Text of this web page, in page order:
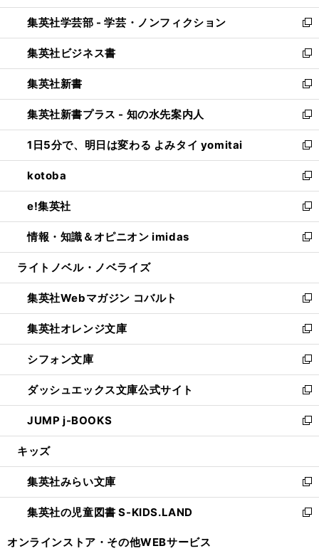
開
く
ウ
で
開
く
ン
ド
ウ
で
開
く
ウ
ィ
ン
ド
ウ
で
開
く
集英社学芸部 - 学芸・ノンフィクション
新
し
い
ウ
ィ
ン
ド
ウ
で
開
く
集英社ビジネス書
新
し
い
ウ
ィ
ン
ド
ウ
で
開
く
集英社新書
新
し
い
ウ
ィ
ン
ド
ウ
で
開
く
集英社新書プラス - 知の水先案内人
新
し
い
ウ
ィ
ン
ド
ウ
で
開
1日5分で、明日は変わる よみタイ yomitai
新
し
い
ウ
ィ
ン
ド
ウ
開
く
kotoba
新
し
い
ウ
ィ
ン
ウ
で
開
く
e!集英社
新
し
い
ウ
ン
ド
ウ
で
開
く
情報・知識＆オピニオン imidas
新
し
ウ
ィ
ン
ド
ウ
で
開
く
ライトノベル・ノベライズ
集英社Webマガジン コバルト
新
し
い
ウ
ィ
ン
ド
ウ
で
開
集英社オレンジ文庫
新
し
い
ウ
ィ
ン
ド
ウ
開
く
シフォン文庫
新
し
い
ウ
ィ
ン
ウ
で
開
く
ダッシュエックス文庫公式サイト
新
し
い
ウ
ン
ド
ウ
で
JUMP j-BOOKS
新
し
ウ
ィ
ン
ド
キッズ
集英社みらい文庫
新
し
い
集英社の児童図書 S-KIDS.LAND
新
オンラインストア・ その他WEBサービス